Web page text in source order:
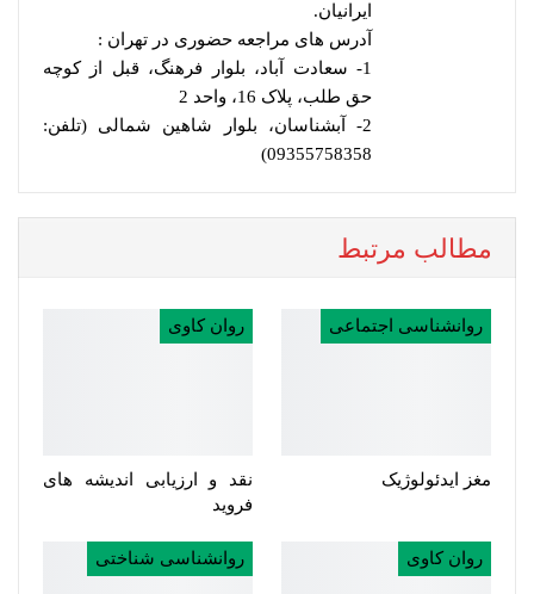
ایرانیان.
آدرس های مراجعه حضوری در تهران :
1- سعادت آباد، بلوار فرهنگ، قبل از کوچه
حق طلب، پلاک 16، واحد 2
2- آبشناسان، بلوار شاهین شمالی (تلفن:
09355758358)
مطالب مرتبط
روانشناسی اجتماعی
مغز ایدئولوژیک
روان کاوی
نقد و ارزیابی اندیشه های
فروید
روان کاوی روانشناسی شناختی